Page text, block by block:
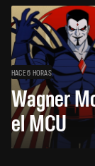
HACE 6 HORAS
Wagner
el MCU